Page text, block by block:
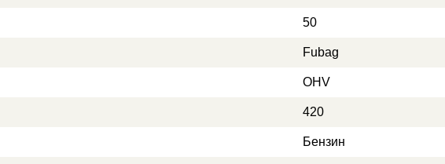
50
Fubag
OHV
420
Бензин